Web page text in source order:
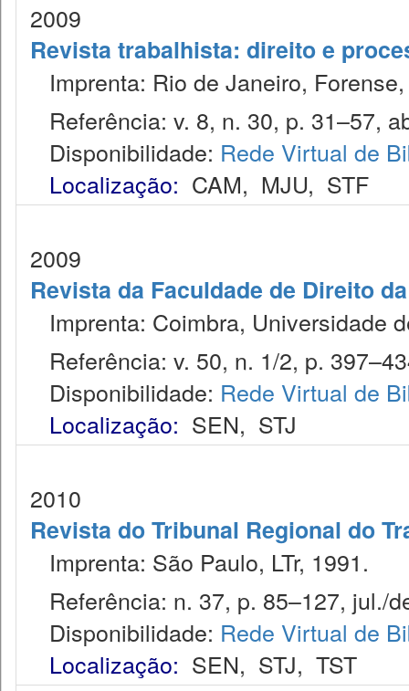
2009
Revista trabalhista: direito e
Imprenta: Rio de Janeiro,
Referência: v. 8, n. 30, p. 31–57,
Disponibilidade: Rede Virtual de
Localização: CAM, MJU, STF
2009
Revista da Faculdade de Direito
Imprenta: Coimbra, Universidade
Referência: v. 50, n. 1/2, p.
Disponibilidade: Rede Virtual de
Localização: SEN, STJ
2010
Revista do Tribunal Regional do
Imprenta: São Paulo, LTr, 1991.
Referência: n. 37, p. 85–127, jul./
Disponibilidade: Rede Virtual de
Localização: SEN, STJ, TST